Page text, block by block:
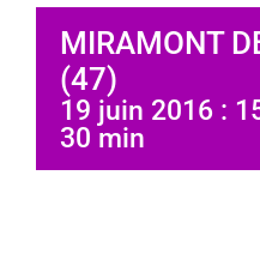
MIRAMONT
(47)
19 juin 2016 :
30 min